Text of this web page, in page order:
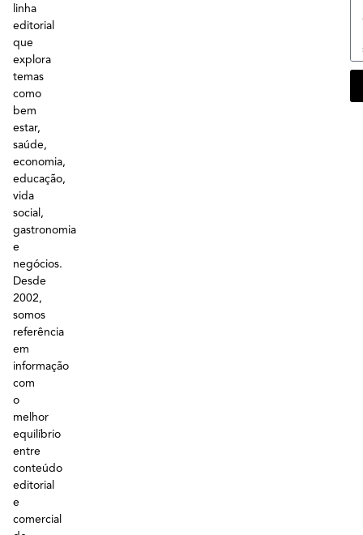
linha
editorial
que
explora
temas
como
bem
estar,
saúde,
economia,
educação,
vida
social,
gastronomia
e
negócios.
Desde
2002,
somos
referência
em
informação
com
o
melhor
equilíbrio
entre
conteúdo
editorial
e
comercial